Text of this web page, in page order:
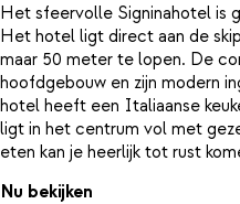
Het sfeervolle Signinahotel is
Het hotel ligt direct aan de
maar 50 meter te lopen. De
hoofdgebouw en zijn modern
hotel heeft een Italiaanse
ligt in het centrum vol met
eten kan je heerlijk tot rust
een duik nemen in het
Nu bekijken